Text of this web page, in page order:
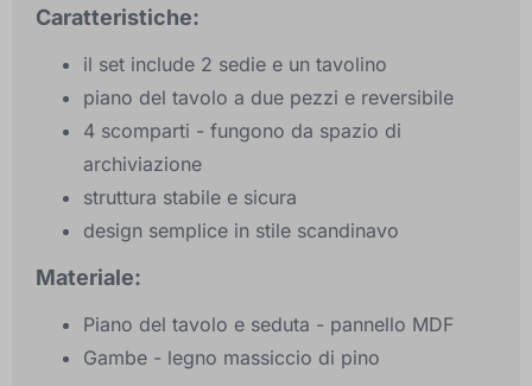
Caratteristiche:
il set include 2 sedie e un tavolino
piano del tavolo a due pezzi e reversibile
4 scomparti - fungono da spazio di
archiviazione
struttura stabile e sicura
design semplice in stile scandinavo
Materiale:
Piano del tavolo e seduta - pannello MDF
Gambe - legno massiccio di pino